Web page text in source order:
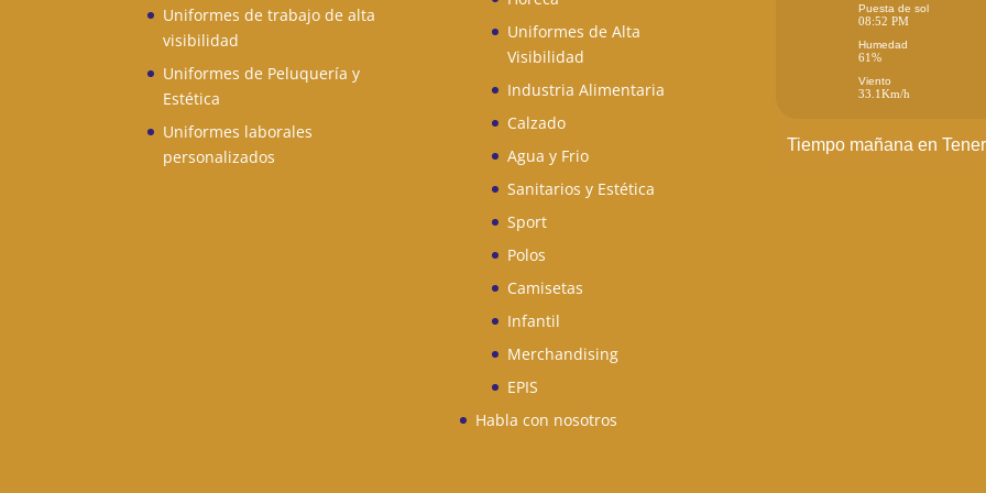
Uniformes de trabajo de alta
visibilidad
Uniformes de Peluquería y
Estética
Uniformes laborales
personalizados
Uniformes de Alta
Visibilidad
Industria Alimentaria
Calzado
Agua y Frio
Sanitarios y Estética
Sport
Polos
Camisetas
Infantil
Merchandising
EPIS
Habla con nosotros
Puesta de sol
08:52 PM
Humedad
61%
Viento
33.1Km/h
Tiempo mañana en